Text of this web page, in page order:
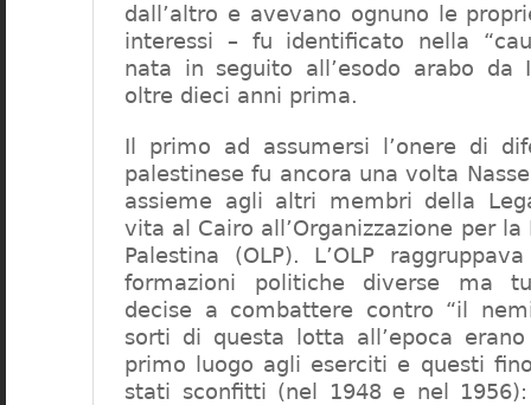
dall’altro e avevano ognuno le
interessi – fu identificato nella
nata in seguito all’esodo arabo da
oltre dieci anni prima.
Il primo ad assumersi l’onere di
palestinese fu ancora una volta
assieme agli altri membri della
vita al Cairo all’Organizzazione per la
Palestina (OLP). L’OLP
formazioni politiche diverse ma
decise a combattere contro “il
sorti di questa lotta all’epoca
primo luogo agli eserciti e questi
stati sconfitti (nel 1948 e nel